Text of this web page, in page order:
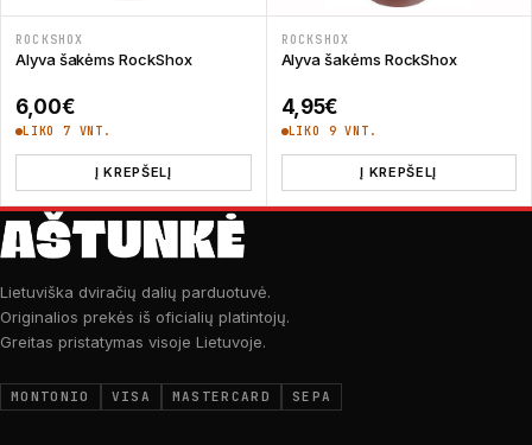
ROCKSHOX
Alyva šakėms RockShox
6,00€
LIKO 7 VNT.
Į KREPŠELĮ
ROCKSHOX
Alyva šakėms RockShox
4,95€
LIKO 9 VNT.
Į KREPŠELĮ
Lietuviška dviračių dalių parduotuvė.
Originalios prekės iš oficialių platintojų.
Greitas pristatymas visoje Lietuvoje.
MONTONIO VISA MASTERCARD SEPA